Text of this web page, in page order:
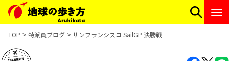
TOP 特派員ブログ サンフランシスコ SailGP 決勝戦